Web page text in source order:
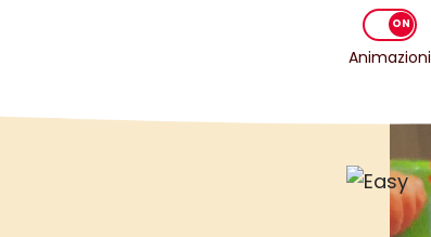
Animazioni